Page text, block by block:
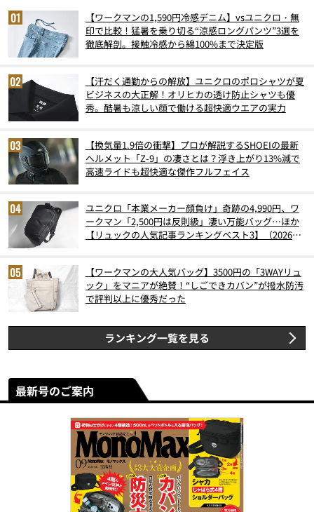
【ワークマンの1,590円冷感デニム】vsユニクロ・無
印で比較！猛暑を乗り切る“涼感ロングパンツ”3選を
徹底解剖。接触冷感から綿100%まで決定版
【汗だく通勤からの解放】ユニクロのポロシャツが夏
ビジネスの大正解！オリヒカの透け防止シャツも優
秀。酷暑も涼しい顔で働ける超快適ウエアの実力
【換気量1.9倍の衝撃】プロが解説するSHOEIの最新
ヘルメット「Z-9」の凄さとは？浮き上がり13%減で
高速ライドも超快適な傑作フルフェイス
ユニクロ「本業メーカー顔負け」奇跡の4,990円、ワ
ークマン「2,500円は反則級」凄い万能バッグ…ほか
【リュックの人気記事ランキングベスト3】（2026年
【ワークマンの大人気バッグ】3500円の「3WAYリュ
ック」をマニアが絶賛！“しごできカバン”が撥水防汚
で評判以上に優秀だった
ランキング一覧を見る
最新号のご案内